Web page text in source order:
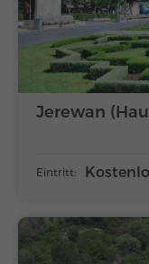
Jerewan
Eintritt: